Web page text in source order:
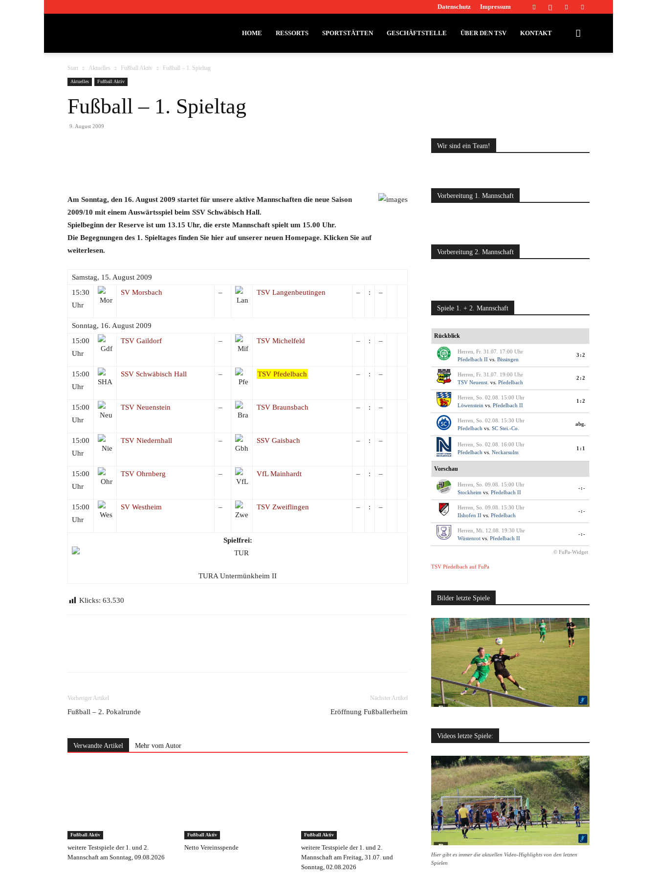
Datenschutz Impressum
Pfedelbach
1911
HOME RESSORTS SPORTSTÄTTEN GESCHÄFTSTELLE ÜBER DEN TSV KONTAKT
Start Aktuelles Fußball Aktiv Fußball – 1. Spieltag
Aktuelles Fußball Aktiv
Fußball – 1. Spieltag
9. August 2009
Am Sonntag, den 16. August 2009 startet für unsere aktive Mannschaften die neue Saison
2009/10 mit einem Auswärtsspiel beim SSV Schwäbisch Hall.
Spielbeginn der Reserve ist um 13.15 Uhr, die erste Mannschaft spielt um 15.00 Uhr.
Die Begegnungen des 1. Spieltages finden Sie hier auf unserer neuen Homepage. Klicken Sie auf
weiterlesen.
Samstag, 15. August 2009
15:30
Uhr
SV Morsbach – TSV Langenbeutingen – : –
Sonntag, 16. August 2009
15:00
Uhr
TSV Gaildorf – TSV Michelfeld – : –
15:00
Uhr
SSV Schwäbisch Hall – TSV Pfedelbach – : –
15:00
Uhr
TSV Neuenstein – TSV Braunsbach – : –
15:00
Uhr
TSV Niedernhall – SSV Gaisbach – : –
15:00
Uhr
TSV Ohrnberg – VfL Mainhardt – : –
15:00
Uhr
SV Westheim – TSV Zweiflingen – : –
Spielfrei:
TURA Untermünkheim II
Klicks: 63.530
Vorheriger Artikel
Fußball – 2. Pokalrunde
Nächster Artikel
Eröffnung Fußballerheim
Verwandte Artikel Mehr vom Autor
Fußball Aktiv
weitere Testspiele der 1. und 2.
Mannschaft am Sonntag, 09.08.2026
Fußball Aktiv
Netto Vereinsspende
Fußball Aktiv
weitere Testspiele der 1. und 2.
Mannschaft am Freitag, 31.07. und
Sonntag, 02.08.2026
Wir sind ein Team!
Vorbereitung 1. Mannschaft
Vorbereitung 2. Mannschaft
Spiele 1. + 2. Mannschaft
Rückblick
Herren, Fr. 31.07. 17:00 Uhr
Pfedelbach II vs. Bissingen
3:2
Herren, Fr. 31.07. 19:00 Uhr
TSV Neuenst. vs. Pfedelbach
2:2
Herren, So. 02.08. 15:00 Uhr
Löwenstein vs. Pfedelbach II
1:2
Herren, So. 02.08. 15:30 Uhr
Pfedelbach vs. SC Stei.-Co.
abg.
Herren, So. 02.08. 16:00 Uhr
Pfedelbach vs. Neckarsulm
1:1
Vorschau
Herren, So. 09.08. 15:00 Uhr
Stockheim vs. Pfedelbach II
-:-
Herren, So. 09.08. 15:30 Uhr
Ilshofen II vs. Pfedelbach
-:-
Herren, Mi. 12.08. 19:30 Uhr
Wüstenrot vs. Pfedelbach II
-:-
© FuPa-Widget
TSV Pfedelbach auf FuPa
Bilder letzte Spiele
Videos letzte Spiele:
Hier gibt es immer die aktuellen Video-Highlights von den letzten
Spielen